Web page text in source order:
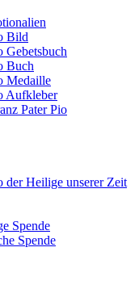
Bild
Gebetsbuch
Buch
Medaille
Aufkleber
Pater Pio
der Heilige unserer Zeit
Spende
Spende